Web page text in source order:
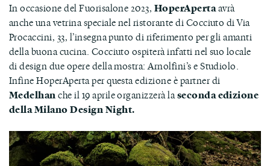
In occasione del Fuorisalone 2023, HoperApertaavrà
anche una vetrina speciale nel ristorante di Cocciuto di Via
Procaccini, 33, l’insegna punto di riferimento per gli amanti
della buona cucina. Cocciuto ospiterà infatti nel suo locale
di design due opere della mostra: Arnolfini’s e Studiolo.
Infine HoperAperta per questa edizione è partner di
Medelhan che il 19 aprile organizzerà laseconda edizione
della Milano Design Night.